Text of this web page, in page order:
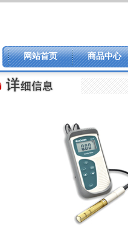
网站首页 商品中心